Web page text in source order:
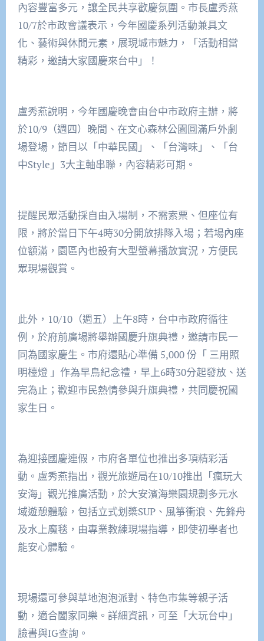
內容豐富多元，讓全民共享歡慶氛圍。市長盧秀燕
10/7於市政會議表示，今年國慶系列活動兼具文
化、藝術與休閒元素，展現城市魅力，「活動相當
精彩，邀請大家國慶來台中」！
盧秀燕說明，今年國慶晚會由台中市政府主辦，將
於10/9（週四）晚間、在文心森林公園圓滿戶外劇
場登場，節目以「中華民國」、「台灣味」、「台
中Style」3大主軸串聯，內容精彩可期。
提醒民眾活動採自由入場制，不需索票、但座位有
限，將於當日下午4時30分開放排隊入場；若場內座
位額滿，園區內也設有大型螢幕播放實況，方便民
眾現場觀賞。
此外，10/10（週五）上午8時，台中市政府循往
例，於府前廣場將舉辦國慶升旗典禮，邀請市民一
同為國家慶生。市府還貼心準備 5,000 份「 三用照
明檯燈 」作為早鳥紀念禮，早上6時30分起發放、送
完為止；歡迎市民熱情參與升旗典禮，共同慶祝國
家生日。
為迎接國慶連假，市府各單位也推出多項精彩活
動。盧秀燕指出，觀光旅遊局在10/10推出「瘋玩大
安海」觀光推廣活動，於大安濱海樂園規劃多元水
域遊憩體驗，包括立式划槳SUP、風箏衝浪、先鋒舟
及水上魔毯，由專業教練現場指導，即使初學者也
能安心體驗。
現場還可參與草地泡泡派對、特色市集等親子活
動，適合闔家同樂。詳細資訊，可至「大玩台中」
臉書與IG查詢。